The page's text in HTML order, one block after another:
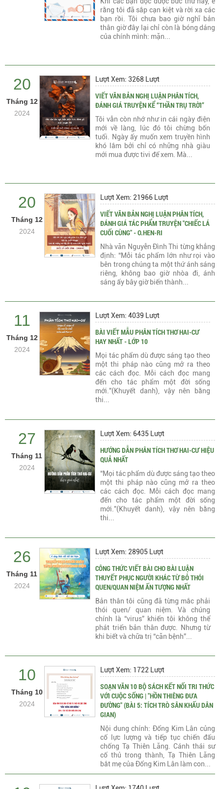
rằng tôi đã sắp cạn kiệt và rời xa các
bạn rồi. Tôi chưa bao giờ nghĩ bản
thân giờ đây lại chỉ còn là bóng dáng
của chính mình: mặn...
20
Tháng 12
2024
Lượt Xem: 3268 Lượt
VIẾT VĂN BẢN NGHỊ LUẬN PHÂN TÍCH,
ĐÁNH GIÁ TRUYỆN KỂ “THẦN TRỤ TRỜI”
Tôi vẫn còn nhớ như in cái ngày điện
mới về làng, lúc đó tôi chừng bốn
tuổi. Ngày ấy muốn xem truyền hình
khó lắm bởi chỉ có những nhà giàu
mới mua được tivi để xem. Mà...
20
Tháng 12
2024
Lượt Xem: 21966 Lượt
VIẾT VĂN BẢN NGHỊ LUẬN PHÂN TÍCH,
ĐÁNH GIÁ TÁC PHẨM TRUYỆN "CHIẾC LÁ
CUỐI CÙNG" - O.HEN-RI
Nhà văn Nguyễn Đình Thi từng khẳng
định: “Mỗi tác phẩm lớn như rọi vào
bên trong chúng ta một thứ ánh sáng
riêng, không bao giờ nhòa đi, ánh
sáng ấy bây giờ biến thành...
11
Tháng 12
2024
Lượt Xem: 4039 Lượt
BÀI VIẾT MẪU PHÂN TÍCH THƠ HAI-CƯ
HAY NHẤT - LỚP 10
Mọi tác phẩm dù được sáng tạo theo
một thi pháp nào cũng mở ra theo
các cách đọc. Mỗi cách đọc mang
đến cho tác phẩm một đời sống
mới.”(Khuyết danh), vậy nên bằng
thi...
27
Tháng 11
2024
Lượt Xem: 6435 Lượt
HƯỚNG DẪN PHÂN TÍCH THƠ HAI-CƯ HIỆU
QUẢ NHẤT
“Mọi tác phẩm dù được sáng tạo theo
một thi pháp nào cũng mở ra theo
các cách đọc. Mỗi cách đọc mang
đến cho tác phẩm một đời sống
mới.”(Khuyết danh), vậy nên bằng
thi...
26
Tháng 11
2024
Lượt Xem: 28905 Lượt
CÔNG THỨC VIẾT BÀI CHO BÀI LUẬN
THUYẾT PHỤC NGƯỜI KHÁC TỪ BỎ THÓI
QUEN/QUAN NIỆM ẤN TƯỢNG NHẤT
Bản thân tôi cũng đã từng mắc phải
thói quen/ quan niệm. Và chúng
chính là “virus” khiến tôi không thể
phát triển bản thân được. Nhưng từ
khi biết và chữa trị “căn bệnh”...
10
Tháng 10
2024
Lượt Xem: 1722 Lượt
SOẠN VĂN 10 BỘ SÁCH KẾT NỐI TRI THỨC
VỚI CUỘC SỐNG | "HỒN THIÊNG ĐƯA
ĐƯỜNG" (BÀI 5: TÍCH TRÒ SÂN KHẤU DÂN
GIAN)
Nội dung chính: Đổng Kim Lân củng
cố lực lượng và tiếp tục chiến đấu
chống Tạ Thiên Lăng. Cánh thái sư
cố thủ trong thành, Tạ Thiên Lăng
bắt mẹ của Đổng Kim Lân làm con...